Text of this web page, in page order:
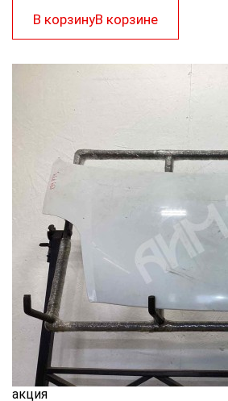
В корзинуВ корзине
акция